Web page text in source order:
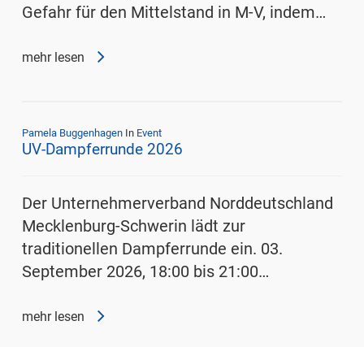
Gefahr für den Mittelstand in M-V, indem…
mehr lesen
Pamela Buggenhagen In Event
UV-Dampferrunde 2026
Der Unternehmerverband Norddeutschland
Mecklenburg-Schwerin lädt zur
traditionellen Dampferrunde ein. 03.
September 2026, 18:00 bis 21:00…
mehr lesen